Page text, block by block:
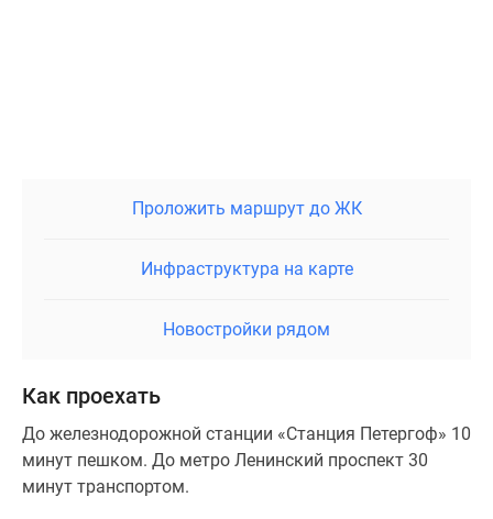
Проложить маршрут до ЖК
Инфраструктура на карте
Новостройки рядом
Как проехать
До железнодорожной станции «Станция Петергоф» 10
минут пешком. До метро Ленинский проспект 30
минут транспортом.